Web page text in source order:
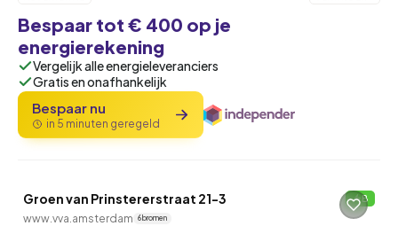
Bespaar tot € 400 op je
energierekening
Vergelijk alle energieleveranciers
Gratis en onafhankelijk
Bespaar nu
in 5 minuten geregeld
8 uur geleden ontdekt
Groen van Prinstererstraat 21-3 B
www.vva.amsterdam 6 bronnen